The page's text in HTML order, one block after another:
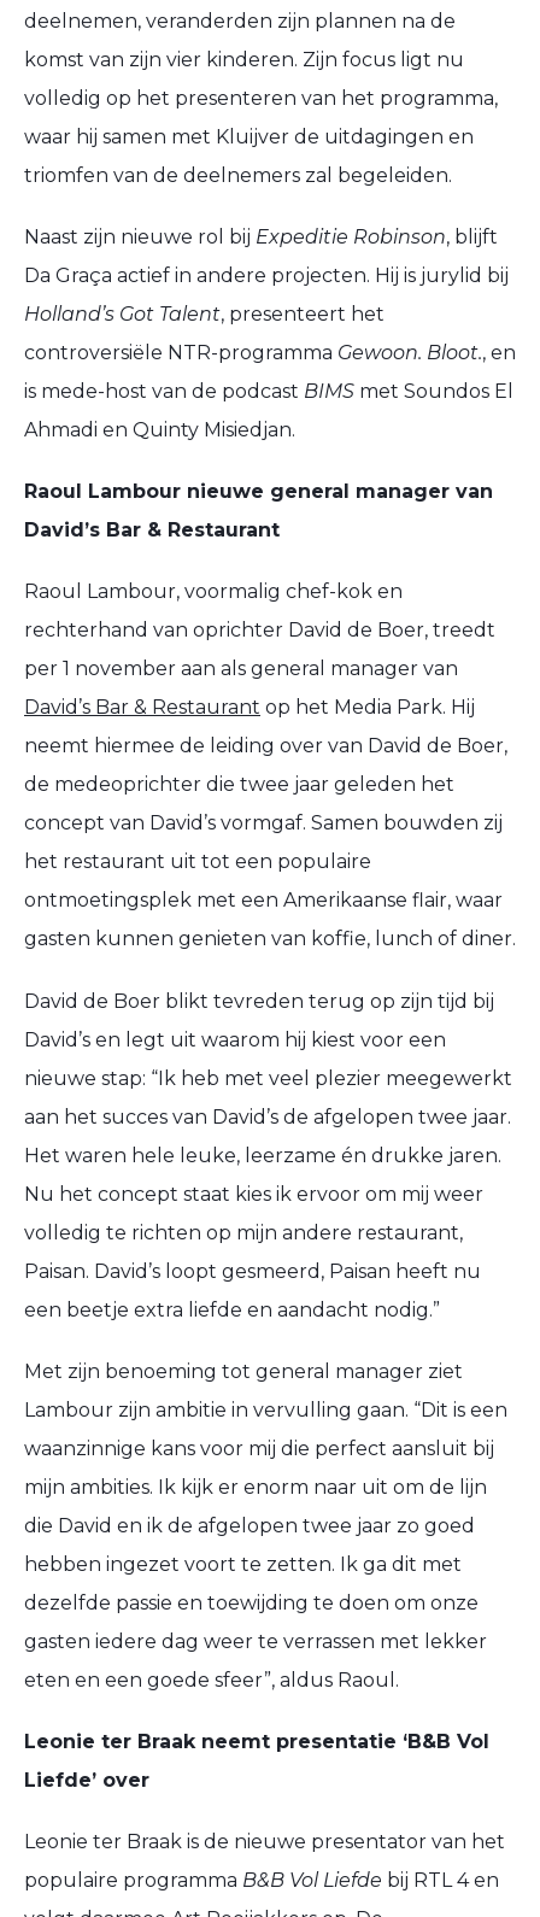
deelnemen, veranderden zijn plannen na de
komst van zijn vier kinderen. Zijn focus ligt nu
volledig op het presenteren van het programma,
waar hij samen met Kluijver de uitdagingen en
triomfen van de deelnemers zal begeleiden.
Naast zijn nieuwe rol bij Expeditie Robinson, blijft
Da Graça actief in andere projecten. Hij is jurylid bij
Holland’s Got Talent, presenteert het
controversiële NTR-programma Gewoon. Bloot., en
is mede-host van de podcast BIMS met Soundos El
Ahmadi en Quinty Misiedjan.
Raoul Lambour nieuwe general manager van
David’s Bar & Restaurant
Raoul Lambour, voormalig chef-kok en
rechterhand van oprichter David de Boer, treedt
per 1 november aan als general manager van
David’s Bar & Restaurant op het Media Park. Hij
neemt hiermee de leiding over van David de Boer,
de medeoprichter die twee jaar geleden het
concept van David’s vormgaf. Samen bouwden zij
het restaurant uit tot een populaire
ontmoetingsplek met een Amerikaanse flair, waar
gasten kunnen genieten van koffie, lunch of diner.
David de Boer blikt tevreden terug op zijn tijd bij
David’s en legt uit waarom hij kiest voor een
nieuwe stap: “Ik heb met veel plezier meegewerkt
aan het succes van David’s de afgelopen twee jaar.
Het waren hele leuke, leerzame én drukke jaren.
Nu het concept staat kies ik ervoor om mij weer
volledig te richten op mijn andere restaurant,
Paisan. David’s loopt gesmeerd, Paisan heeft nu
een beetje extra liefde en aandacht nodig.”
Met zijn benoeming tot general manager ziet
Lambour zijn ambitie in vervulling gaan. “Dit is een
waanzinnige kans voor mij die perfect aansluit bij
mijn ambities. Ik kijk er enorm naar uit om de lijn
die David en ik de afgelopen twee jaar zo goed
hebben ingezet voort te zetten. Ik ga dit met
dezelfde passie en toewijding te doen om onze
gasten iedere dag weer te verrassen met lekker
eten en een goede sfeer”, aldus Raoul.
Leonie ter Braak neemt presentatie ‘B&B Vol
Liefde’ over
Leonie ter Braak is de nieuwe presentator van het
populaire programma B&B Vol Liefde bij RTL 4 en